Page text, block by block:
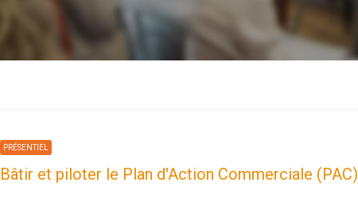
PRÉSENTIEL
Bâtir et piloter le Plan d'Action Commerciale (PAC)